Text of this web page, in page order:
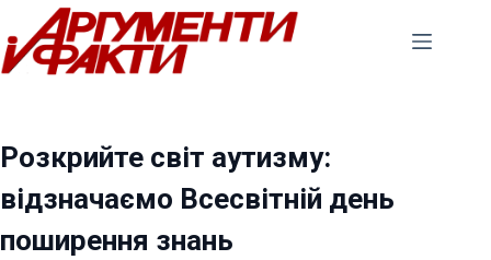
Перейти
до
вмісту
Розкрийте світ аутизму:
відзначаємо Всесвітній день
поширення знань